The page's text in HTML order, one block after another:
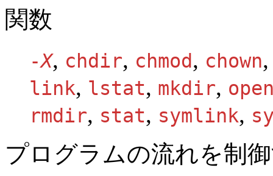
関数
-X, chdir, chmod, chown
link, lstat, mkdir,
rmdir, stat, symlink,
プログラムの流れを制